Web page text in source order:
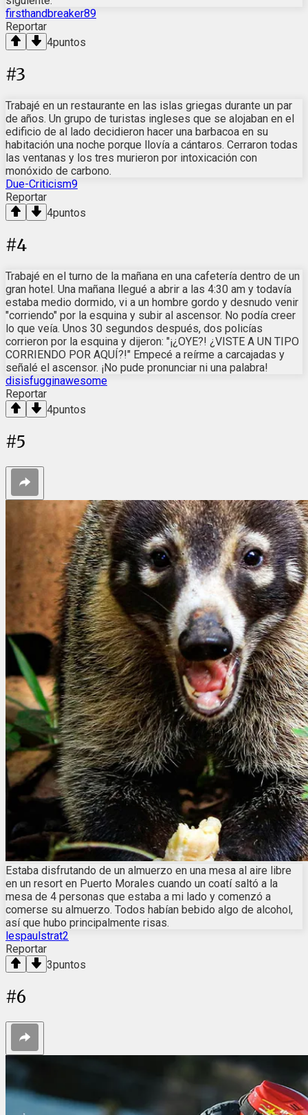
firsthandbreaker89
Reportar
4puntos
#3
Trabajé en un restaurante en las islas griegas durante un par
de años. Un grupo de turistas ingleses que se alojaban en el
edificio de al lado decidieron hacer una barbacoa en su
habitación una noche porque llovía a cántaros. Cerraron todas
las ventanas y los tres murieron por intoxicación con
monóxido de carbono.
Due-Criticism9
Reportar
4puntos
#4
Trabajé en el turno de la mañana en una cafetería dentro de un
gran hotel. Una mañana llegué a abrir a las 4:30 am y todavía
estaba medio dormido, vi a un hombre gordo y desnudo venir
"corriendo" por la esquina y subir al ascensor. No podía creer
lo que veía. Unos 30 segundos después, dos policías
corrieron por la esquina y dijeron: "¡¿OYE?! ¿VISTE A UN TIPO
CORRIENDO POR AQUÍ?!" Empecé a reírme a carcajadas y
señalé el ascensor. ¡No pude pronunciar ni una palabra!
disisfugginawesome
Reportar
4puntos
#5
Estaba disfrutando de un almuerzo en una mesa al aire libre
en un resort en Puerto Morales cuando un coatí saltó a la
mesa de 4 personas que estaba a mi lado y comenzó a
comerse su almuerzo. Todos habían bebido algo de alcohol,
así que hubo principalmente risas.
lespaulstrat2
Reportar
3puntos
#6